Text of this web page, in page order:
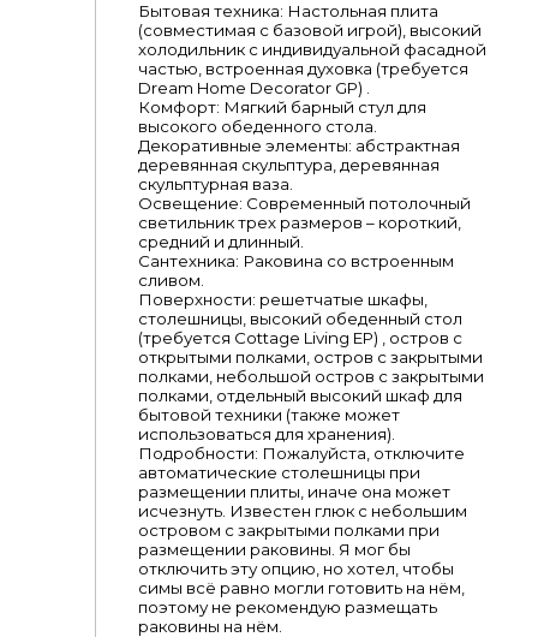
Бытовая техника: Настольная плита
(совместимая с базовой игрой), высокий
холодильник с индивидуальной фасадной
частью, встроенная духовка (требуется
Dream Home Decorator GP) .
Комфорт: Мягкий барный стул для
высокого обеденного стола.
Декоративные элементы: абстрактная
деревянная скульптура, деревянная
скульптурная ваза.
Освещение: Современный потолочный
светильник трех размеров – короткий,
средний и длинный.
Сантехника: Раковина со встроенным
сливом.
Поверхности: решетчатые шкафы,
столешницы, высокий обеденный стол
(требуется Cottage Living EP) , остров с
открытыми полками, остров с закрытыми
полками, небольшой остров с закрытыми
полками, отдельный высокий шкаф для
бытовой техники (также может
использоваться для хранения).
Подробности: Пожалуйста, отключите
автоматические столешницы при
размещении плиты, иначе она может
исчезнуть. Известен глюк с небольшим
островом с закрытыми полками при
размещении раковины. Я мог бы
отключить эту опцию, но хотел, чтобы
симы всё равно могли готовить на нём,
поэтому не рекомендую размещать
раковины на нём.